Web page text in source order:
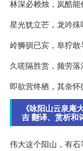
林深必赖烛，岚酷能
星光犹立芒，龙吟殊
岭狮驯已宾，阜狞敢
久嗟隔胜赏，频劳落
即欲营终栖，其奈怀
《咏阳山云泉庵
吉 翻译、赏析和
伟大这个阳山，有石